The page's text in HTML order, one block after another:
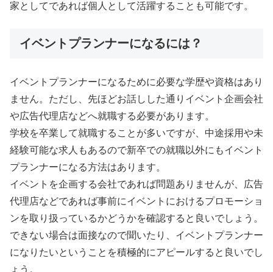
家としてであれば個人として活躍することも可能です。
イベントプランナーになるには？
イベントプランナーになるために必要な学歴や資格はあり
ません。ただし、先ほどお話しした通りイベント企画会社
や広告代理店などへ就職する必要があります。
学校を卒業して就職することが多いですが、中途採用や未
経験可能な求人もあるので新卒での就職以外にもイベント
プランナーになる方法はあります。
イベントを企画する会社であれば問題ありませんが、広告
代理店などであれば事前にイベントにおけるプロモーショ
ンを取り扱っているかどうかを確認すると良いでしょう。
できない場合は面接なので聞いたり、イベントプランナー
になりたいということを積極的にアピールすると良いでし
ょう。